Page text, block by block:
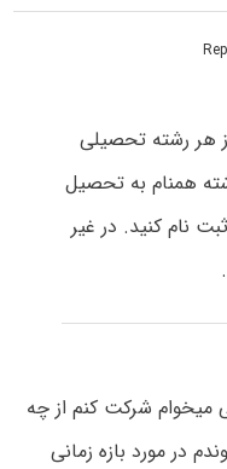
هر رشته تحصیلی
همنام به تحصیل
نام کنید. در غیر
میخوام شرکت کنم از چه
در مورد بازه زمانی